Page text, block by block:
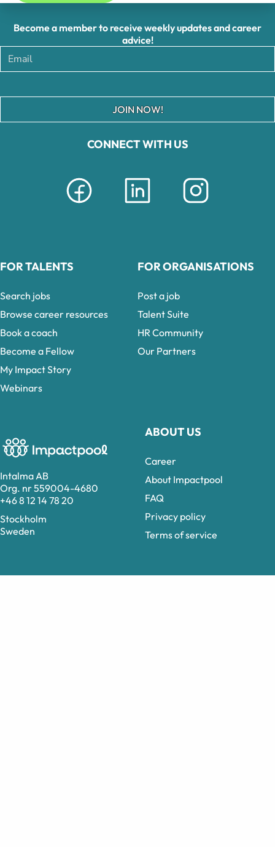
Intalma AB
Org. nr 559004-4680
+46 8 12 14 78 20
Stockholm
Sweden
CONNECT WITH US
ABOUT US
Career
About Impactpool
FAQ
Privacy policy
Terms of service
Become a member to receive weekly updates and career
advice!
JOIN NOW!
FOR TALENTS
Search jobs
Browse career resources
Book a coach
Become a Fellow
My Impact Story
Webinars
FOR ORGANISATIONS
Post a job
Talent Suite
HR Community
Our Partners